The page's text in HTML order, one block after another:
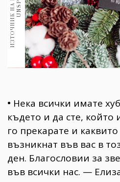
Пътувай
237
Здраве 389
Wellness
1817
ПОСЛЕДВАЙТЕ
НИ
• Нека всички имате
където и да сте, който
го прекарате и
възникнат във вас в
ден. Благословии за
във всички нас. —